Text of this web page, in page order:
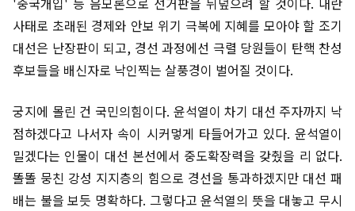
사태로 초래된 경제와 안보 위기 극복에 지혜를 모아야 할 조기
대선은 난장판이 되고, 경선 과정에선 극렬 당원들이 탄핵 찬성
후보들을 배신자로 낙인찍는 살풍경이 벌어질 것이다.
궁지에 몰린 건 국민의힘이다. 윤석열이 차기 대선 주자까지 낙
점하겠다고 나서자 속이 시커멓게 타들어가고 있다. 윤석열이
밀겠다는 인물이 대선 본선에서 중도확장력을 갖췄을 리 없다.
똘똘 뭉친 강성 지지층의 힘으로 경선을 통과하겠지만 대선 패
배는 불을 보듯 명확하다. 그렇다고 윤석열의 뜻을 대놓고 무시